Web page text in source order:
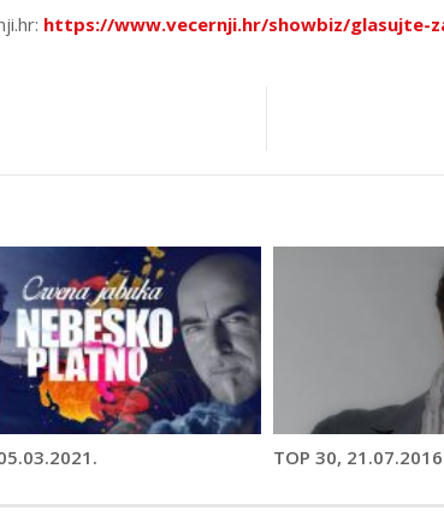
https://www.vecernji.hr/showbiz/glasujte-
TOP 30,